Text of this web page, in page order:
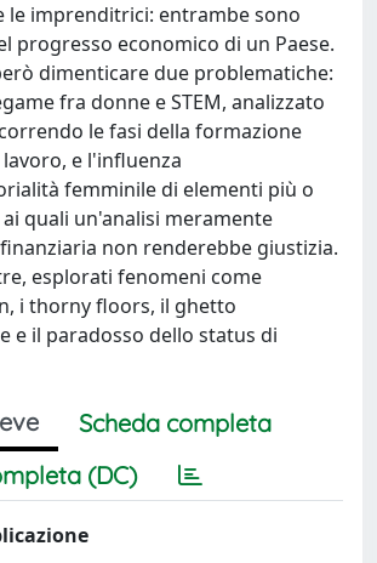
le imprenditrici: entrambe sono
progresso economico di un Paese.
dimenticare due problematiche:
fra donne e STEM, analizzato
le fasi della formazione
e l'influenza
femminile di elementi più o
quali un'analisi meramente
non renderebbe giustizia.
esplorati fenomeni come
i thorny floors, il ghetto
e il paradosso dello status di
Scheda completa
(DC)